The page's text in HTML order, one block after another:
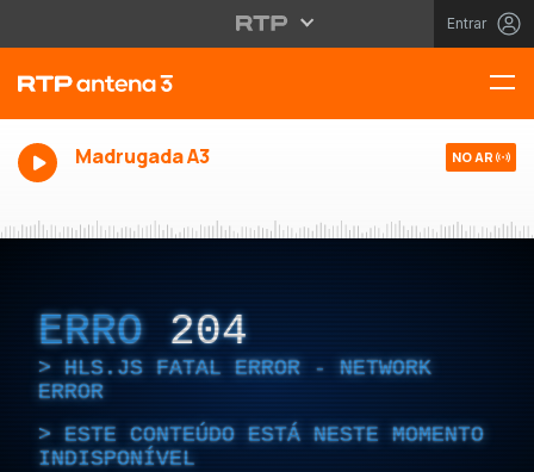
Entrar
Madrugada A3 NO AR
ERRO 204
HLS.JS FATAL ERROR - NETWORK
ERROR
ESTE CONTEÚDO ESTÁ NESTE MOMENTO
INDISPONÍVEL